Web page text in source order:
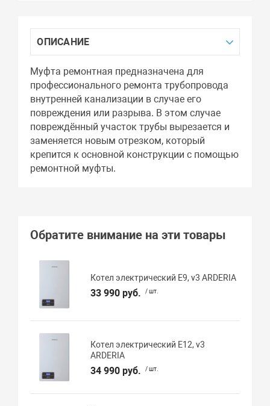
ОПИСАНИЕ
Муфта ремонтная предназначена для
профессионального ремонта трубопровода
внутренней канализации в случае его
повреждения или разрыва. В этом случае
повреждённый участок трубы вырезается и
заменяется новым отрезком, который
крепится к основной конструкции с помощью
ремонтной муфты.
Обратите внимание на эти товары
Котел электрический E9, v3 ARDERIA
33 990 руб. / шт.
Котел электрический E12, v3
ARDERIA
34 990 руб. / шт.